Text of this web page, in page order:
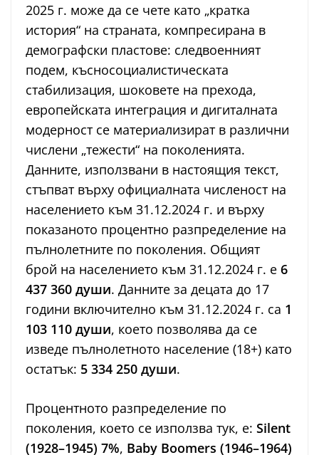
2025 г. може да се чете като „кратка
история“ на страната, компресирана в
демографски пластове: следвоенният
подем, късносоциалистическата
стабилизация, шоковете на прехода,
европейската интеграция и дигиталната
модерност се материализират в различни
числени „тежести“ на поколенията.
Данните, използвани в настоящия текст,
стъпват върху официалната численост на
населението към 31.12.2024 г. и върху
показаното процентно разпределение на
пълнолетните по поколения. Общият
брой на населението към 31.12.2024 г. е 6
437 360 души. Данните за децата до 17
години включително към 31.12.2024 г. са 1
103 110 души, което позволява да се
изведе пълнолетното население (18+) като
остатък: 5 334 250 души.
Процентното разпределение по
поколения, което се използва тук, е: Silent
(1928–1945) 7%, Baby Boomers (1946–1964)